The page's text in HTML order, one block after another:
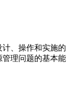
、操作和实施的
理问题的基本能